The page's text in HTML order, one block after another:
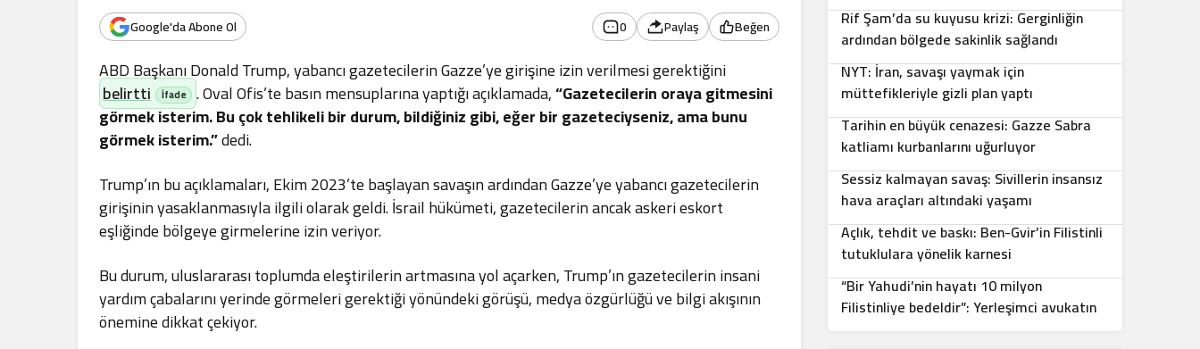
Google'da Abone Ol 0 Paylaş Beğen
ABD Başkanı Donald Trump, yabancı gazetecilerin Gazze’ye girişine izin verilmesi gerektiğini
belirtti . Oval Ofis’te basın mensuplarına yaptığı açıklamada,“Gazetecilerin oraya gitmesini
görmek isterim. Bu çok tehlikeli bir durum, bildiğiniz gibi, eğer bir gazeteciyseniz, ama bunu
görmek isterim.”dedi.
Trump’ın bu açıklamaları, Ekim 2023’te başlayan savaşın ardından Gazze’ye yabancı gazetecilerin
girişinin yasaklanmasıyla ilgili olarak geldi. İsrail hükümeti, gazetecilerin ancak askeri eskort
eşliğinde bölgeye girmelerine izin veriyor.
Bu durum, uluslararası toplumda eleştirilerin artmasına yol açarken, Trump’ın gazetecilerin insani
yardım çabalarını yerinde görmeleri gerektiği yönündeki görüşü, medya özgürlüğü ve bilgi akışının
önemine dikkat çekiyor.
Rif Şam’da su kuyusu krizi: Gerginliğin
ardından bölgede sakinlik sağlandı
6
NYT: İran, savaşı yaymak için
müttefikleriyle gizli plan yaptı
7
Tarihin en büyük cenazesi: Gazze Sabra
katliamı kurbanlarını uğurluyor
8
Sessiz kalmayan savaş: Sivillerin insansız
hava araçları altındaki yaşamı
9
Açlık, tehdit ve baskı: Ben-Gvir’in Filistinli
tutuklulara yönelik karnesi
10
“Bir Yahudi’nin hayatı 10 milyon
Filistinliye bedeldir”: Yerleşimci avukatın